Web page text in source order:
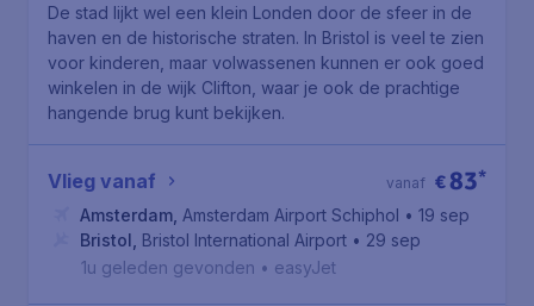
De stad lijkt wel een klein Londen door de sfeer in de
haven en de historische straten. In Bristol is veel te zien
voor kinderen, maar volwassenen kunnen er ook goed
winkelen in de wijk Clifton, waar je ook de prachtige
hangende brug kunt bekijken.
Vlieg vanaf €83*
vanaf
Amsterdam Amsterdam Airport Schiphol • 19 sep
Bristol Bristol International Airport • 29 sep
1u geleden gevonden • easyJet